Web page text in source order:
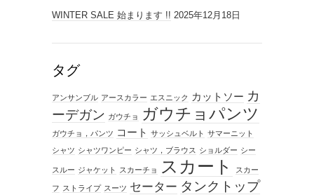
WINTER SALE 始まります !! 2025年12月18日
タグ
アンサンブル アースカラー エスニック カットソー カ
ーデガン ガウチョ ガウチョパンツ
ガウチョ，パンツ コート サッシュベルト サマーニット
シャツ シャツワンピー シャツ，ブラウス ショルダー シー
スルー ジャケット スカーチョ スカート スカー
フ ストライプ スーツ セーター タンクトップ